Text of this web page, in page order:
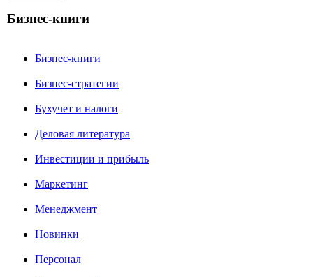
Бизнес-книги
Бизнес-книги
Бизнес-стратегии
Бухучет и налоги
Деловая литература
Инвестиции и прибыль
Маркетинг
Менеджмент
Новинки
Персонал